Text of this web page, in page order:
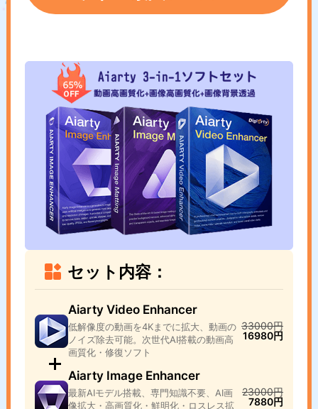
セット内容：
Aiarty Video Enhancer
低解像度の動画を4Kまでに拡大、動画の
ノイズ除去可能。次世代AI搭載の動画高
画質化・修復ソフト
33000円
16980円
Aiarty Image Enhancer
最新AIモデル搭載、専門知識不要、AI画
像拡大・高画質化・鮮明化・ロスレス拡
23000円
7880円